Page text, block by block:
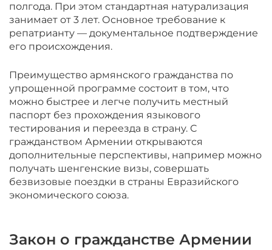
полгода. При этом стандартная натурализация
занимает от 3 лет. Основное требование к
репатрианту — документальное подтверждение
его происхождения.
Преимущество армянского гражданства по
упрощенной программе состоит в том, что
можно быстрее и легче получить местный
паспорт без прохождения языкового
тестирования и переезда в страну. С
гражданством Армении открываются
дополнительные перспективы, например можно
получать шенгенские визы, совершать
безвизовые поездки в страны Евразийского
экономического союза.
Закон о гражданстве Армении